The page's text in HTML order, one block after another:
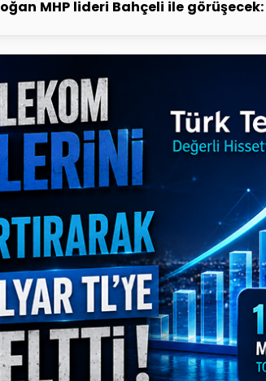
MHP lideri Bahçeli ile